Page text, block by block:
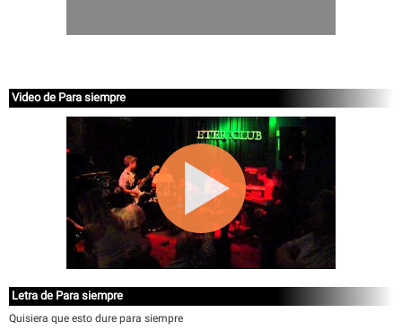
Video de Para siempre
Letra de Para siempre
Quisiera que esto dure para siempre